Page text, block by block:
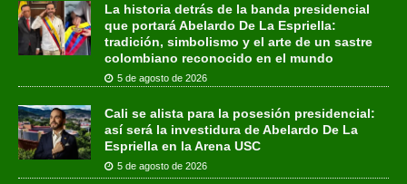
La historia detrás de la banda presidencial
que portará Abelardo De La Espriella:
tradición, simbolismo y el arte de un sastre
colombiano reconocido en el mundo
5 de agosto de 2026
Cali se alista para la posesión presidencial:
así será la investidura de Abelardo De La
Espriella en la Arena USC
5 de agosto de 2026